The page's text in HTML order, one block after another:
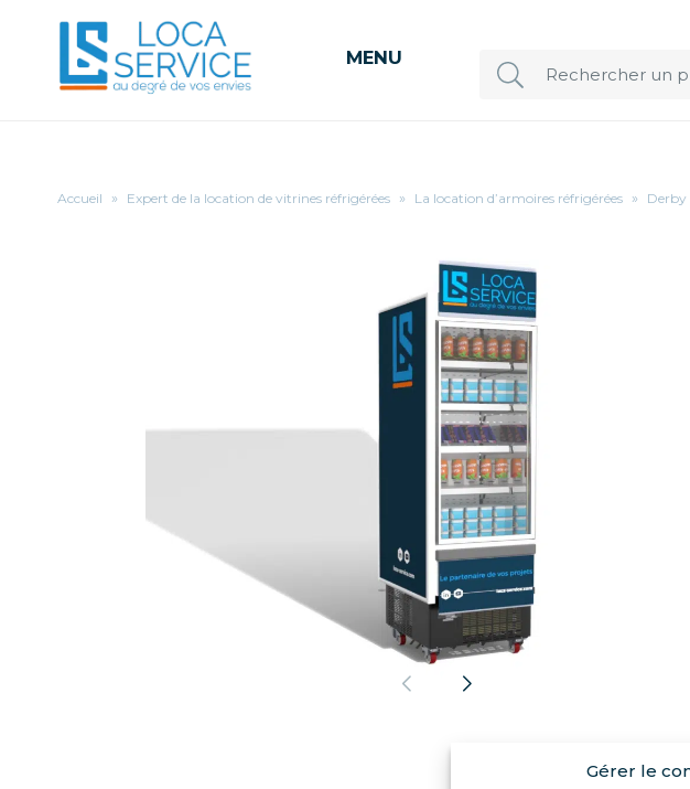
Gérer le
MENU
Accueil » Expert de la location de vitrines réfrigérées » La location d’armoires réfrigérées » Derby